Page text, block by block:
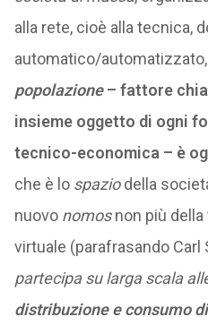
alla rete, cioè alla tecnica,
automatico/
popolazione– fattore
insieme oggetto di ogni
tecnico-economica – è
che è lo spaziodella
nuovo nomosnon più della
virtuale (parafrasando Carl
partecipa su larga scala
distribuzione e consumo